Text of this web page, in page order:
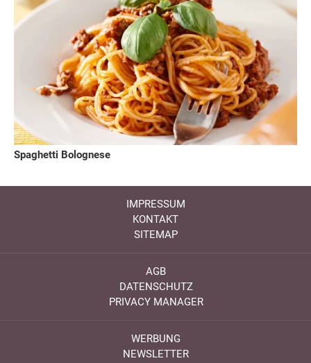
Spaghetti Bolognese
IMPRESSUM
KONTAKT
SITEMAP
AGB
DATENSCHUTZ
PRIVACY MANAGER
WERBUNG
NEWSLETTER